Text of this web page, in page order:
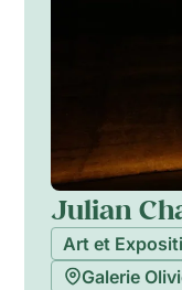
Julian
Art et
Galerie